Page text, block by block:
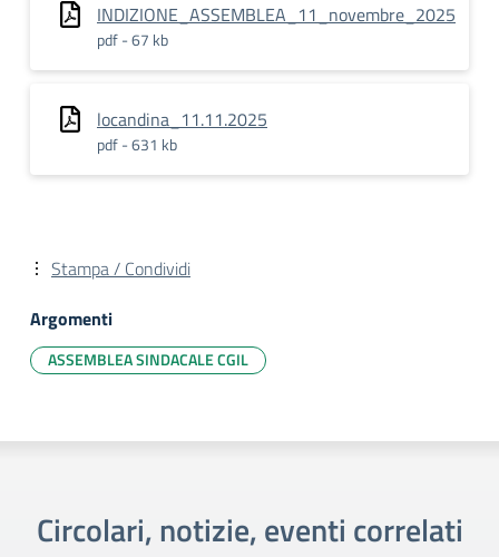
INDIZIONE_ASSEMBLEA_11_novembre_2025
pdf - 67 kb
locandina_11.11.2025
pdf - 631 kb
Stampa / Condividi
Argomenti
ASSEMBLEA SINDACALE CGIL
Circolari, notizie, eventi correlati